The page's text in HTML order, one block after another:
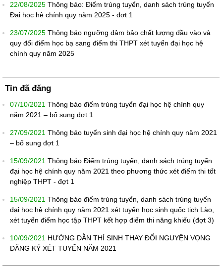
22/08/2025 Thông báo: Điểm trúng tuyển, danh sách trúng tuyển
Đại học hệ chính quy năm 2025 - đợt 1
23/07/2025 Thông báo ngưỡng đảm bảo chất lượng đầu vào và
quy đổi điểm học bạ sang điểm thi THPT xét tuyển đại học hệ
chính quy năm 2025
Tin đã đăng
07/10/2021 Thông báo điểm trúng tuyển đại học hệ chính quy
năm 2021 – bổ sung đợt 1
27/09/2021 Thông báo tuyển sinh đại học hệ chính quy năm 2021
– bổ sung đợt 1
15/09/2021 Thông báo Điểm trúng tuyển, danh sách trúng tuyển
đại học hệ chính quy năm 2021 theo phương thức xét điểm thi tốt
nghiệp THPT - đợt 1
15/09/2021 Thông báo điểm trúng tuyển, danh sách trúng tuyển
đại học hệ chính quy năm 2021 xét tuyển học sinh quốc tịch Lào,
xét tuyển điểm học tập THPT kết hợp điểm thi năng khiếu (đợt 3)
10/09/2021 HƯỚNG DẪN THÍ SINH THAY ĐỔI NGUYỆN VỌNG
ĐĂNG KÝ XÉT TUYỂN NĂM 2021